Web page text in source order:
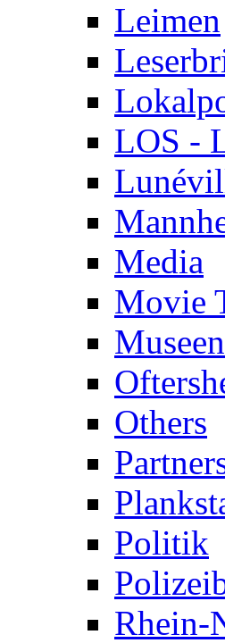
Leimen
LOS -
Media
Movie
Museen
Others
Politik
Rhein-